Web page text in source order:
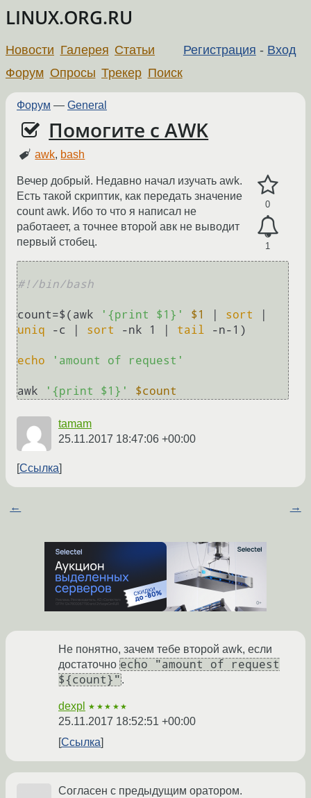
LINUX.ORG.RU
Регистрация - Вход
Новости Галерея Статьи
Форум Опросы Трекер Поиск
Форум — General
Помогите с AWK
awk, bash
0
1
Вечер добрый. Недавно начал изучать awk.
Есть такой скриптик, как передать значение
count awk. Ибо то что я написал не
работаеет, а точнее второй авк не выводит
первый стобец.
#!/bin/bash
count=$(awk '{print $1}' $1 sort
uniq -c | sort -nk 1 | tail -n-1)
echo 'amount of request'
awk '{print $1}' $count
tamam
25.11.2017 18:47:06 +00:00
Ссылка
← →
Не понятно, зачем тебе второй awk, если
достаточно echo "amount of request
${count}" .
dexpl ★★★★★
25.11.2017 18:52:51 +00:00
Ссылка
Согласен с предыдущим оратором.